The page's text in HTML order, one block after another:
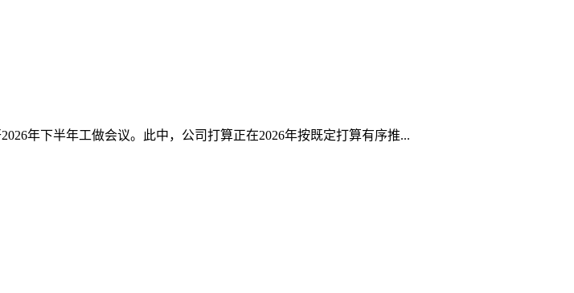
年下半年工做会议。此中，公司打算正在2026年按既定打算有序推...